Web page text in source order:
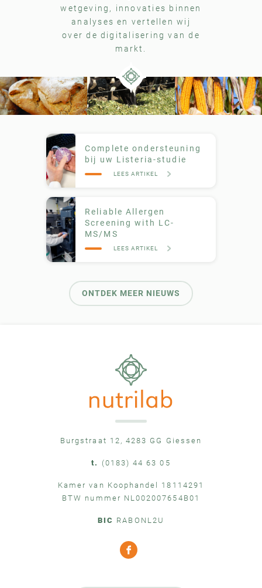
wetgeving, innovaties binnen
analyses en vertellen wij
over de digitalisering van de
markt.
Complete ondersteuning
bij uw Listeria-studie
LEES ARTIKEL
Reliable Allergen
Screening with LC-
MS/MS
LEES ARTIKEL
ONTDEK MEER NIEUWS
Burgstraat 12, 4283 GG Giessen
t. (0183) 44 63 05
Kamer van Koophandel 18114291
BTW nummer NL002007654B01
BIC RABONL2U